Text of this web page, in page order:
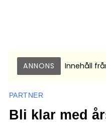
ANNONS Innehåll
PARTNER
Bli klar med